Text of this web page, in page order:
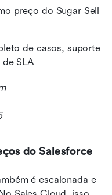
preço do Sugar Sell
de casos, suporte
SLA
do Salesforce
é escalonada e